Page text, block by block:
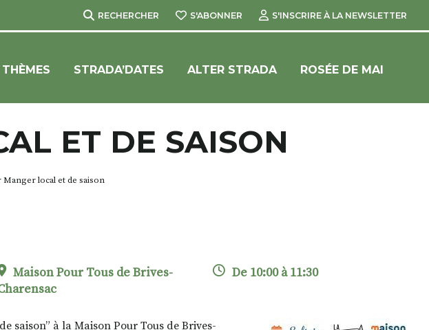
RECHERCHER S'ABONNER S'INSCRIRE À LA NEWSLETTER
STRADA’DATES ALTER STRADA ROSÉE DE MAI
ET DE SAISON
Manger local et de saison
Maison Pour Tous de Brives-
De 10:00 à 11:30
saison” à la Maison Pour Tous de Brives-